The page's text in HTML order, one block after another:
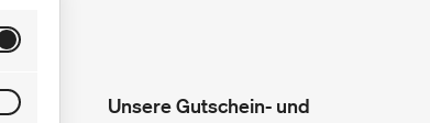
Unsere Gutschein- und